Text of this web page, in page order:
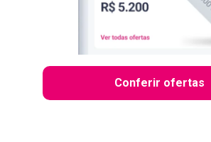
Conferir ofertas